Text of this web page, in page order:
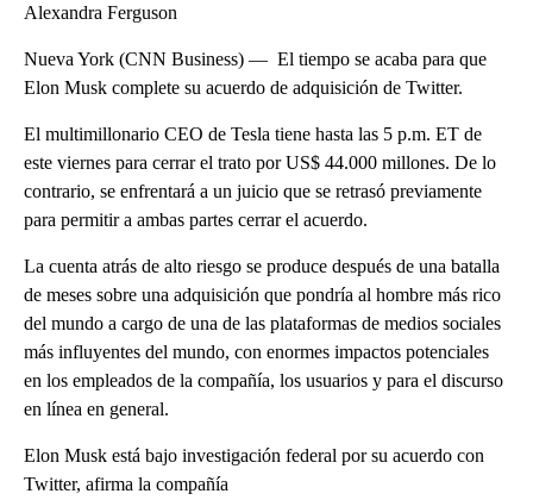
Alexandra Ferguson
Nueva York (CNN Business) — El tiempo se acaba para que
Elon Musk complete su acuerdo de adquisición de Twitter.
El multimillonario CEO de Tesla tiene hasta las 5 p.m. ET de
este viernes para cerrar el trato por US$ 44.000 millones. De lo
contrario, se enfrentará a un juicio que se retrasó previamente
para permitir a ambas partes cerrar el acuerdo.
La cuenta atrás de alto riesgo se produce después de una batalla
de meses sobre una adquisición que pondría al hombre más rico
del mundo a cargo de una de las plataformas de medios sociales
más influyentes del mundo, con enormes impactos potenciales
en los empleados de la compañía, los usuarios y para el discurso
en línea en general.
Elon Musk está bajo investigación federal por su acuerdo con
Twitter, afirma la compañía